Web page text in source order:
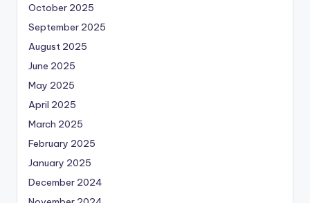
October 2025
September 2025
August 2025
June 2025
May 2025
April 2025
March 2025
February 2025
January 2025
December 2024